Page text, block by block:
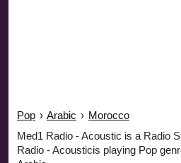
Pop › Arabic › Morocco
Med1 Radio - Acoustic is a Radio
Radio - Acousticis playing Pop